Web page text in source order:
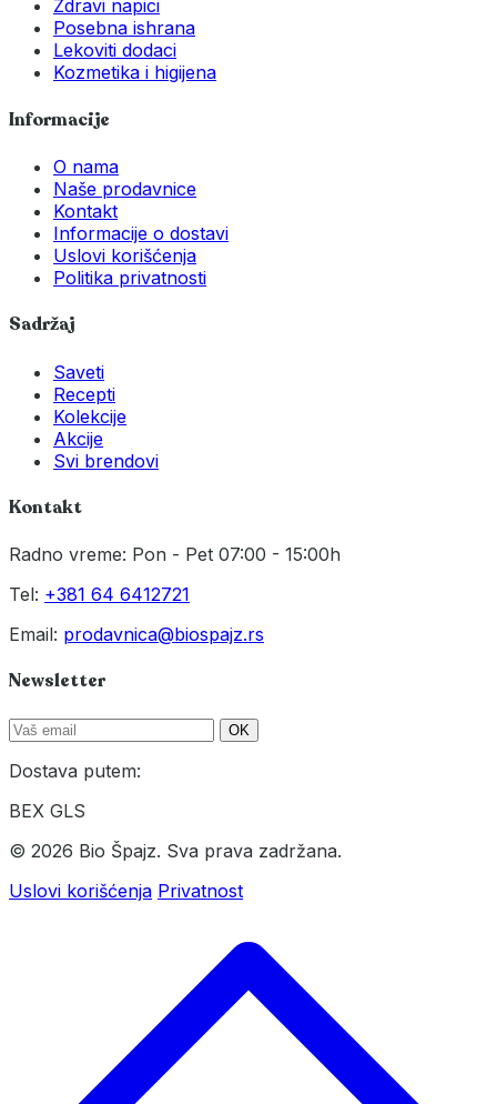
Zdravi napici
Posebna ishrana
Lekoviti dodaci
Kozmetika i higijena
Informacije
O nama
Naše prodavnice
Kontakt
Informacije o dostavi
Uslovi korišćenja
Politika privatnosti
Sadržaj
Saveti
Recepti
Kolekcije
Akcije
Svi brendovi
Kontakt
Radno vreme: Pon - Pet 07:00 - 15:00h
Tel: +381 64 6412721
Email: prodavnica@biospajz.rs
Newsletter
OK
Dostava putem:
BEX GLS
© 2026 Bio Špajz. Sva prava zadržana.
Uslovi korišćenja Privatnost